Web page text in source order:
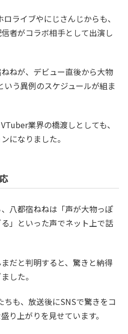
ライブやにじさんじからも、
者がコラボ相手として出演し
ねが、デビュー直後から大物
う異例のスケジュールが組ま
業界の橋渡しとしても、
になりました。
八都宿ねねは「声が大物っぽ
」といった声でネット上で話
だと判明すると、驚きと納得
した。
も、放送後にSNSで驚きをコ
り上がりを見せています。